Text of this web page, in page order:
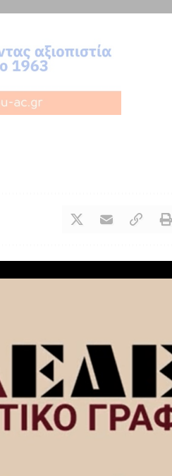
NEXT ARTICLE
του Δήμου Νεμέας ο
Πελοποννήσου Δ.
και η Βουλευτής Κορινθίας
Μαριλένα Σούκουλη